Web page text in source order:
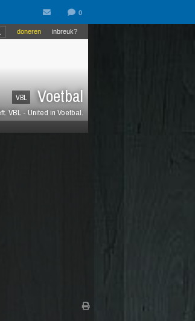
VBL Voetbal
VBL - United in Voetbal.
inbreuk?
doneren